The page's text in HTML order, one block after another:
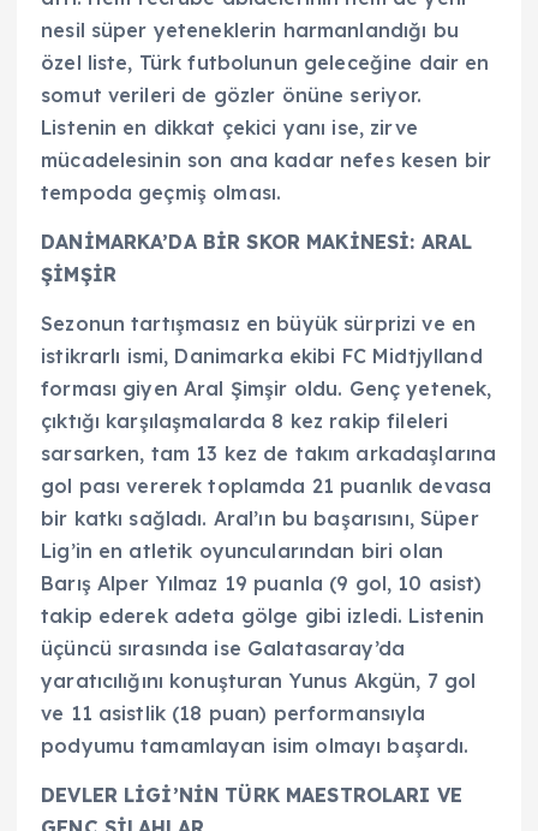
nesil süper yeteneklerin harmanlandığı bu
özel liste, Türk futbolunun geleceğine dair en
somut verileri de gözler önüne seriyor.
Listenin en dikkat çekici yanı ise, zirve
mücadelesinin son ana kadar nefes kesen bir
tempoda geçmiş olması.
DANİMARKA’DA BİR SKOR MAKİNESİ: ARAL
ŞİMŞİR
Sezonun tartışmasız en büyük sürprizi ve en
istikrarlı ismi, Danimarka ekibi FC Midtjylland
forması giyen Aral Şimşir oldu. Genç yetenek,
çıktığı karşılaşmalarda 8 kez rakip fileleri
sarsarken, tam 13 kez de takım arkadaşlarına
gol pası vererek toplamda 21 puanlık devasa
bir katkı sağladı. Aral’ın bu başarısını, Süper
Lig’in en atletik oyuncularından biri olan
Barış Alper Yılmaz 19 puanla (9 gol, 10 asist)
takip ederek adeta gölge gibi izledi. Listenin
üçüncü sırasında ise Galatasaray’da
yaratıcılığını konuşturan Yunus Akgün, 7 gol
ve 11 asistlik (18 puan) performansıyla
podyumu tamamlayan isim olmayı başardı.
DEVLER LİGİ’NİN TÜRK MAESTROLARI VE